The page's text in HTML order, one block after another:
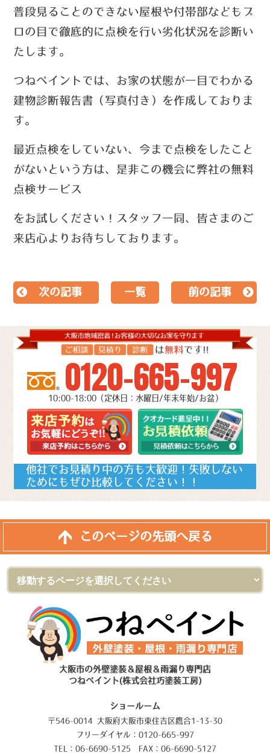
普段見ることのできない屋根や付帯部などもプ
ロの目で徹底的に点検を行い劣化状況を診断い
たします。
つねペイントでは、お家の状態が一目でわかる
建物診断報告書（写真付き）を作成しておりま
す。
最近点検をしていない、今まで点検をしたこと
がないという方は、 是非この機会に弊社の無料
点検サービス
を お試しください！
スタッフ一同、皆さまのご
来店心よりお待ちしております。
次の記事 一覧 前の記事
0120-665-997
10:00-18:00（定休日：水曜日/年末年始/お盆）
他社でお見積り中の方も大歓迎！失敗しない
ためにもぜひ比較してください！！
このページの先頭へ戻る
大阪市の外壁塗装＆屋根＆雨漏り専門店
つねペイント(株式会社巧塗装工房)
ショールーム
〒546-0014 大阪府大阪市東住吉区鷹合1-13-30
フリーダイヤル：0120-665-997
TEL：06-6690-5125 FAX：06-6690-5127